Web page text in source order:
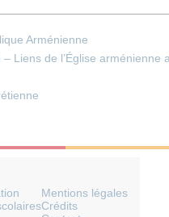
Arménienne
Liens de l’Église arménienne
Mentions légales
Crédits